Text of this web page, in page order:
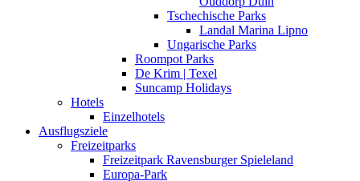
Tschechische Parks
Landal Marina Lipno
Ungarische Parks
Roompot Parks
De Krim | Texel
Suncamp Holidays
Hotels
Einzelhotels
Ausflugsziele
Freizeitparks
Freizeitpark Ravensburger Spieleland
Europa-Park